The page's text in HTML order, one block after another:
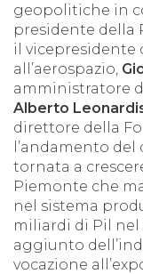
geopolitiche in
presidente della
il vicepresidente
all’aerospazio,
amministratore
Alberto
direttore della
l’andamento
tornata a
Piemonte che
nel sistema
miliardi di Pil nel
aggiunto
vocazione